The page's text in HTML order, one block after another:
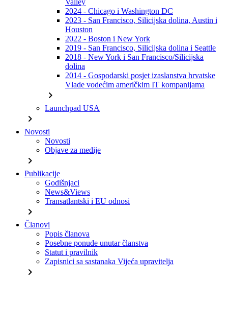
Valley
2024 - Chicago i Washington DC
2023 - San Francisco, Silicijska dolina, Austin i
Houston
2022 - Boston i New York
2019 - San Francisco, Silicijska dolina i Seattle
2018 - New York i San Francisco/Silicijska
dolina
2014 - Gospodarski posjet izaslanstva hrvatske
Vlade vodećim američkim IT kompanijama
chevron_right
Launchpad USA
chevron_right
Novosti
Novosti
Objave za medije
chevron_right
Publikacije
Godišnjaci
News&Views
Transatlantski i EU odnosi
chevron_right
Članovi
Popis članova
Posebne ponude unutar članstva
Statut i pravilnik
Zapisnici sa sastanaka Vijeća upravitelja
chevron_right